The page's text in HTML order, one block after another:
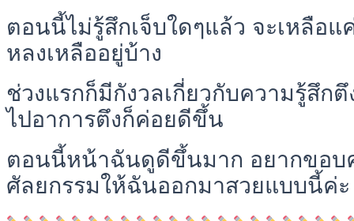
ตอนนี้ไม่รู้สึกเจ็บใดๆแล้ว จะเหลือแ
หลงเหลืออยู่บ้าง
ช่วงแรกก็มีกังวลเกี่ยวกับความรู้สึก
ไปอาการตึงก็ค่อยดีขึ้น
ตอนนี้หน้าฉันดูดีขึ้นมาก อยากขอ
ศัลยกรรมให้ฉันออกมาสวยแบบนี้ค่ะ